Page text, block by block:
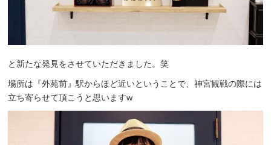
と新たな発見をさせていただきました。笑
場所は『外苑前』駅からほど近いということで、神宮観戦の際には
立ち寄らせて頂こうと思いますw